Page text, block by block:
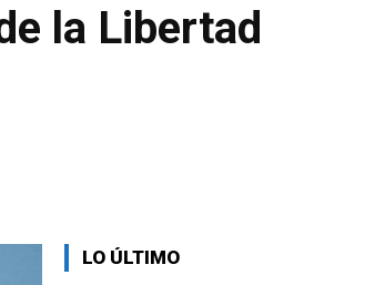
la Libertad
LO ÚLTIMO